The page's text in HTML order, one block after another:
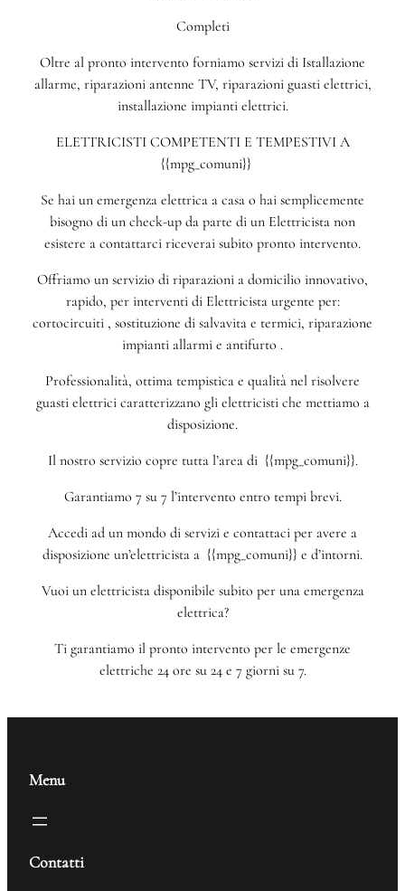
Completi
Oltre al pronto intervento forniamo servizi di Istallazione
allarme, riparazioni antenne TV, riparazioni guasti elettrici,
installazione impianti elettrici.
ELETTRICISTI COMPETENTI E TEMPESTIVI A
{{mpg_comuni}}
Se hai un emergenza elettrica a casa o hai semplicemente
bisogno di un check-up da parte di un Elettricista non
esistere a contattarci riceverai subito pronto intervento.
Offriamo un servizio di riparazioni a domicilio innovativo,
rapido, per interventi di Elettricista urgente per:
cortocircuiti , sostituzione di salvavita e termici, riparazione
impianti allarmi e antifurto .
Professionalità, ottima tempistica e qualità nel risolvere
guasti elettrici caratterizzano gli elettricisti che mettiamo a
disposizione.
Il nostro servizio copre tutta l’area di {{mpg_comuni}}.
Garantiamo 7 su 7 l’intervento entro tempi brevi.
Accedi ad un mondo di servizi e contattaci per avere a
disposizione un’elettricista a {{mpg_comuni}} e d’intorni.
Vuoi un elettricista disponibile subito per una emergenza
elettrica?
Ti garantiamo il pronto intervento per le emergenze
elettriche 24 ore su 24 e 7 giorni su 7.
Menu
Contatti